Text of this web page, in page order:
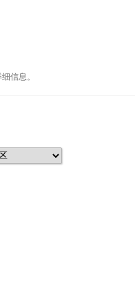
信息。